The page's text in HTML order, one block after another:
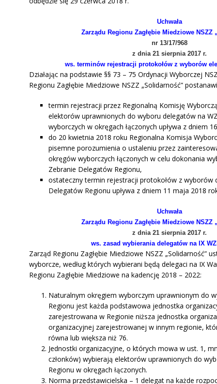
Uchwała
Zarządu Regionu Zagłębie Miedziowe NSZZ
nr 13/17/968
z dnia 21 sierpnia 2017 r.
ws. terminów rejestracji protokołów z wyborów
Działając na podstawie §§ 73 – 75 Ordynacji Wyborczej
Regionu Zagłębie Miedziowe NSZZ „Solidarność”
termin rejestracji przez Regionalną Komisję
elektorów uprawnionych do wyboru delegatów na
wyborczych w okręgach łączonych upływa z dniem
do 20 kwietnia 2018 roku Regionalna Komisja
pisemne porozumienia o ustaleniu przez
okręgów wyborczych łączonych w celu dokonania
Zebranie Delegatów Regionu,
ostateczny termin rejestracji protokołów z wyborów
Delegatów Regionu upływa z dniem 11 maja 2018
Uchwała
Zarządu Regionu Zagłębie Miedziowe NSZZ
z dnia 21 sierpnia 2017 r.
ws. zasad wybierania delegatów na IX
Zarząd Regionu Zagłębie Miedziowe NSZZ „Solidarność”
wyborcze, według których wybierani będą delegaci na IX
Regionu Zagłębie Miedziowe na kadencję 2018 – 2022:
Naturalnym okręgiem wyborczym uprawnionym do
Regionu jest każda podstawowa jed­nostka
zarejestrowana w Regionie niższa jednostka
organizacyjnej zarejestrowanej w innym regionie,
równa lub większa niż 76.
Jednostki organizacyjne, o których mowa w ust. 1,
członków) wybierają elektorów uprawnionych do
Regionu w okręgach łączonych.
Norma przedstawicielska – 1 delegat na każde